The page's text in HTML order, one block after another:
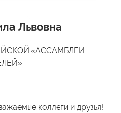
Львовна
«АССАМБЛЕИ
коллеги и друзья!